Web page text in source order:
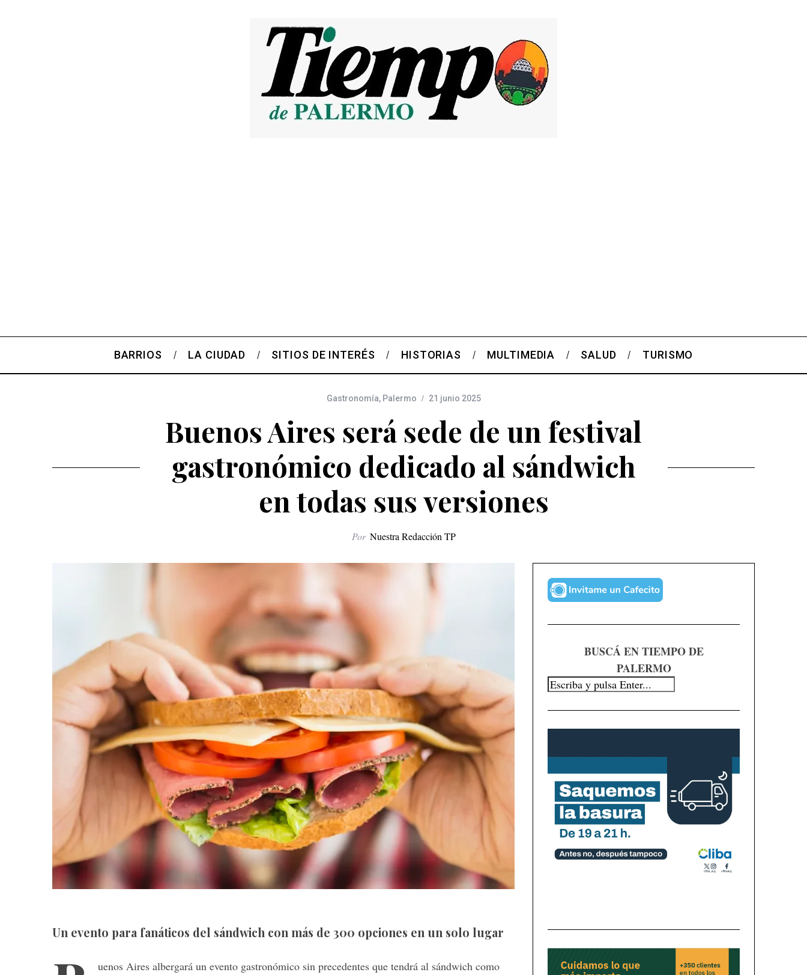
BARRIOS LA CIUDAD SITIOS DE INTERÉS HISTORIAS MULTIMEDIA SALUD TURISMO
Gastronomía, Palermo 21 junio 2025
Buenos Aires será sede de un festival
gastronómico dedicado al sándwich
en todas sus versiones
Por Nuestra Redacción TP
Un evento para fanáticos del sándwich con más de 300 opciones en un solo lugar
uenos Aires albergará un evento gastronómico sin precedentes que tendrá al sándwich como
BUSCÁ EN TIEMPO DE
PALERMO